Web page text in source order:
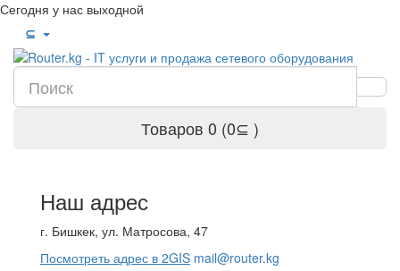
Сегодня у нас выходной
⊆
Товаров 0 (0⊆ )
Наш адрес
г. Бишкек, ул. Матросова, 47
Посмотреть адрес в 2GIS mail@router.kg